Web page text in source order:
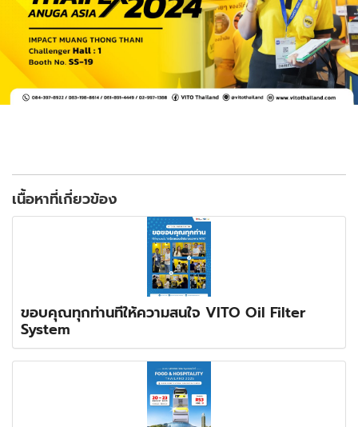
เนื้อหาที่เกี่ยวข้อง
ขอบคุณทุกท่านที่ให้ความสนใจ VITO Oil Filter
System